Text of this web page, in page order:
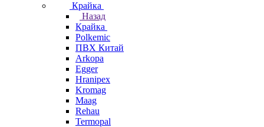
Крайка
Назад
Крайка
Polkemic
ПВХ Китай
Arkopa
Egger
Hranipex
Kromag
Maag
Rehau
Termopal